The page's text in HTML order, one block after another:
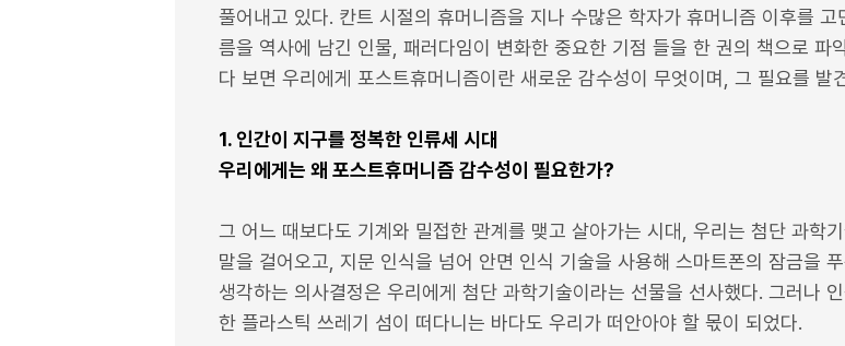
풀어내고 있다. 칸트 시절의 휴머니즘을 지나 수많은 학자가 휴머니즘 이후를
름을 역사에 남긴 인물, 패러다임이 변화한 중요한 기점 들을 한 권의 책으로
다 보면 우리에게 포스트휴머니즘이란 새로운 감수성이 무엇이며, 그 필요를 발
1. 인간이 지구를 정복한 인류세 시대
우리에게는 왜 포스트휴머니즘 감수성이 필요한가?
그 어느 때보다도 기계와 밀접한 관계를 맺고 살아가는 시대, 우리는 첨단 과학
말을 걸어오고, 지문 인식을 넘어 안면 인식 기술을 사용해 스마트폰의 잠금을
생각하는 의사결정은 우리에게 첨단 과학기술이라는 선물을 선사했다. 그러나
한 플라스틱 쓰레기 섬이 떠다니는 바다도 우리가 떠안아야 할 몫이 되었다.